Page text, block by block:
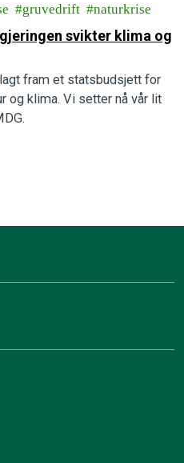
gruvedrift naturkrise
svikter klima og
fram et statsbudsjett for
og klima. Vi setter nå vår lit